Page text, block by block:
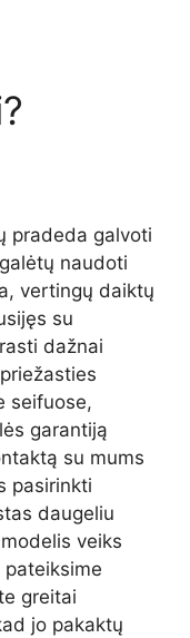
pradeda galvoti
naudoti
vertingų daiktų
su
dažnai
seifuose,
garantiją
su mums
pasirinkti
daugeliu
veiks
pateiksime
greitai
jo pakaktų